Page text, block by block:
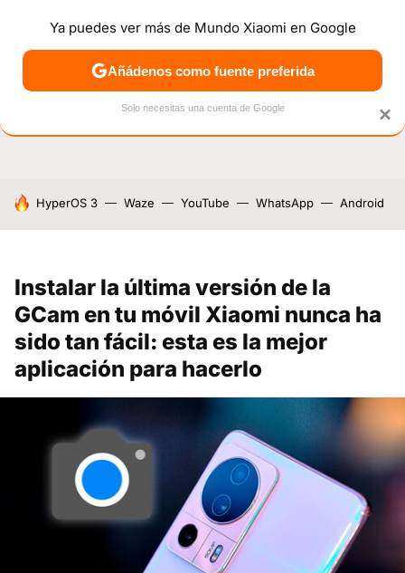
NOTICIAS MÓVILES TUTORIALES OFERTAS
HOY SE HABLA DE
HyperOS 3 Waze YouTube WhatsApp Android
Instalar la última versión de la
GCam en tu móvil Xiaomi nunca ha
sido tan fácil: esta es la mejor
aplicación para hacerlo
×
Ya puedes ver más de Mundo Xiaomi en Google
Añádenos como fuente preferida
Solo necesitas una cuenta de Google